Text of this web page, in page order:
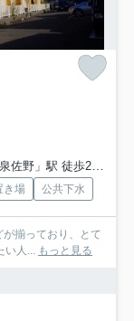
野」駅 徒歩22分
き場 公共下水
揃っており、とて
人...
もっと見る